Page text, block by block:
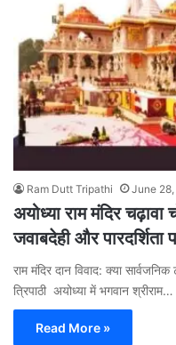
Ram Dutt Tripathi June
अयोध्या राम मंदिर चढ़ावा
जवाबदेही और पारदर्शिता
राम मंदिर दान विवाद: क्या
त्रिपाठी अयोध्या में भगवान श्रीराम…
Read More »